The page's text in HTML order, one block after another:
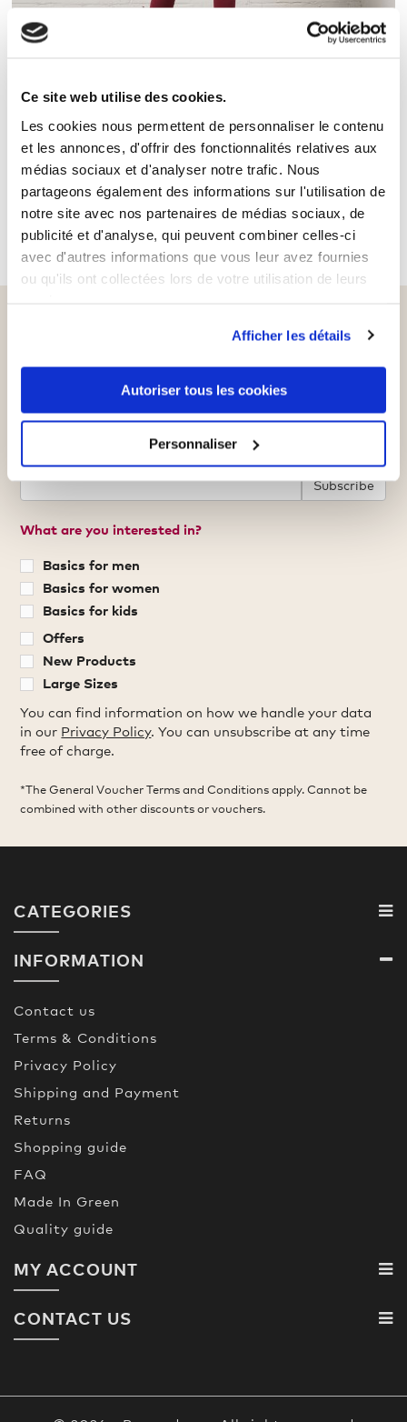
Ce site web utilise des cookies.
Les cookies nous permettent de personnaliser le contenu
et les annonces, d'offrir des fonctionnalités relatives aux
médias sociaux et d'analyser notre trafic. Nous
partageons également des informations sur l'utilisation de
notre site avec nos partenaires de médias sociaux, de
publicité et d'analyse, qui peuvent combiner celles-ci
avec d'autres informations que vous leur avez fournies
ou qu'ils ont collectées lors de votre utilisation de leurs
Afficher les détails
Autoriser tous les cookies
Personnaliser
Highwaist Leggings Plus Size Women
27,00 €
SHOWING 1 - 2 OF 2 ITEMS
Sign up for our newsletter
and get a €5 voucher*
Never miss out on offers, news and more
again.
Subscribe
What are you interested in?
Basics for men
Basics for women
Basics for kids
Offers
New Products
Large Sizes
You can find information on how we handle your data
in our Privacy Policy. You can unsubscribe at any time
free of charge.
*The General Voucher Terms and Conditions apply. Cannot be
combined with other discounts or vouchers.
CATEGORIES
INFORMATION
Contact us
Terms & Conditions
Privacy Policy
Shipping and Payment
Returns
Shopping guide
FAQ
Made In Green
Quality guide
MY ACCOUNT
CONTACT US